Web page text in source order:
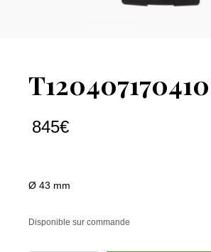
845€
Ø 43 mm
Disponible sur commande